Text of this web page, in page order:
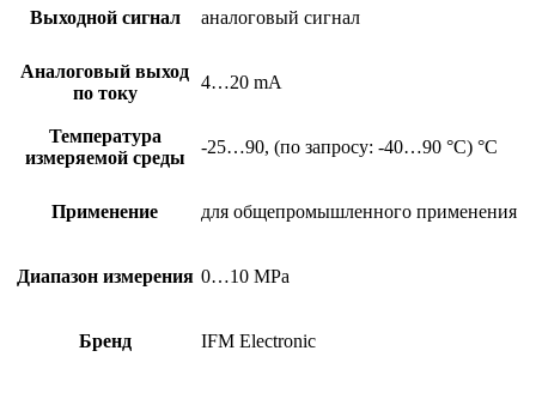
Выходной сигнал аналоговый сигнал
Аналоговый выход
по току
4…20 mA
Температура
измеряемой среды
-25…90, (по запросу: -40…90 °C) °C
Применение для общепромышленного применения
Диапазон измерения 0…10 MPa
Бренд IFM Electronic